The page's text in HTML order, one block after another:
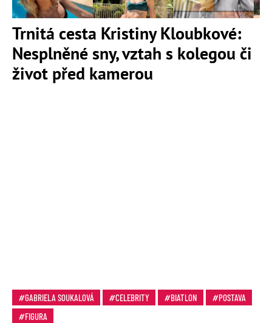
Trnitá cesta Kristiny Kloubkové:
Nesplněné sny, vztah s kolegou či
život před kamerou
GABRIELA SOUKALOVÁ CELEBRITY BIATLON
POSTAVA
FIGURA